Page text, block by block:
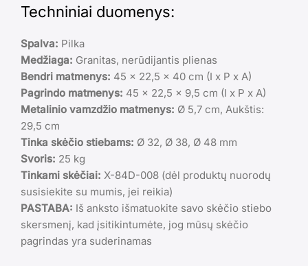
Techniniai duomenys:
Spalva: Pilka
Medžiaga: Granitas, nerūdijantis plienas
Bendri matmenys: 45 x 22,5 x 40 cm (I x P x A)
Pagrindo matmenys: 45 x 22,5 x 9,5 cm (I x P x A)
Metalinio vamzdžio matmenys: Ø 5,7 cm, Aukštis:
29,5 cm
Tinka skėčio stiebams: Ø 32, Ø 38, Ø 48 mm
Svoris: 25 kg
Tinkami skėčiai: X-84D-008 (dėl produktų nuorodų
susisiekite su mumis, jei reikia)
PASTABA: Iš anksto išmatuokite savo skėčio stiebo
skersmenį, kad įsitikintumėte, jog mūsų skėčio
pagrindas yra suderinamas